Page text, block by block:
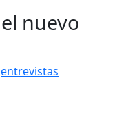
nuevo
entrevistas